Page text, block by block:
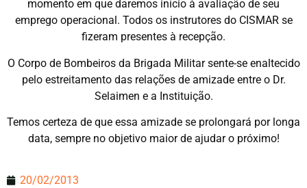
momento em que daremos início à avaliação de seu
emprego operacional. Todos os instrutores do CISMAR se
fizeram presentes à recepção.
O Corpo de Bombeiros da Brigada Militar sente-se enaltecido
pelo estreitamento das relações de amizade entre o Dr.
Selaimen e a Instituição.
Temos certeza de que essa amizade se prolongará por longa
data, sempre no objetivo maior de ajudar o próximo!
20/02/2013